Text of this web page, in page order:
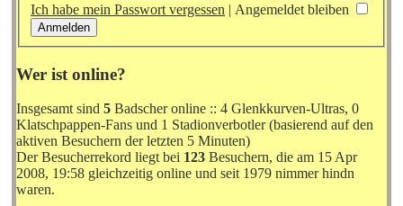
Ich habe mein Passwort vergessen | Angemeldet bleiben
Wer ist online?
Insgesamt sind 5 Badscher online :: 4 Glenkkurven-Ultras, 0
Klatschpappen-Fans und 1 Stadionverbotler (basierend auf den
aktiven Besuchern der letzten 5 Minuten)
Der Besucherrekord liegt bei 123 Besuchern, die am 15 Apr
2008, 19:58 gleichzeitig online und seit 1979 nimmer hindn
waren.